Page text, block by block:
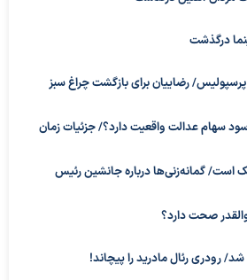
درگذشت
رضاییان برای بازگشت چراغ سبز
سود سهام عدالت واقعیت دارد؟/ جزئیات زمان
است/ گمانه‌زنی‌ها درباره جانشین رئیس
صحت دارد؟
رودری رئال مادرید را پیچاند!